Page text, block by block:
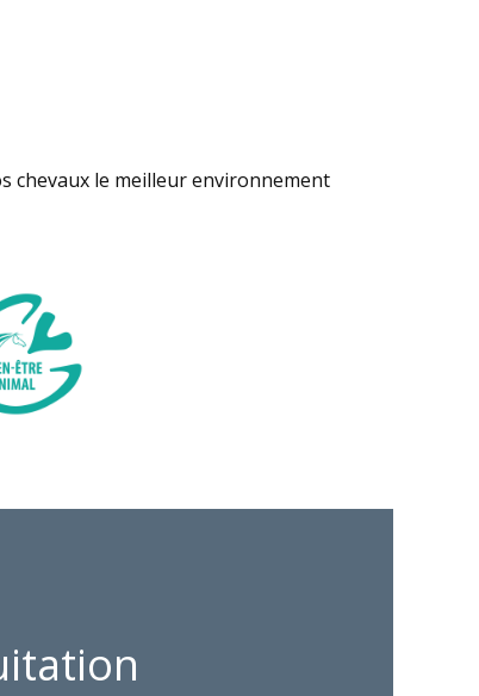
chevaux le meilleur environnement